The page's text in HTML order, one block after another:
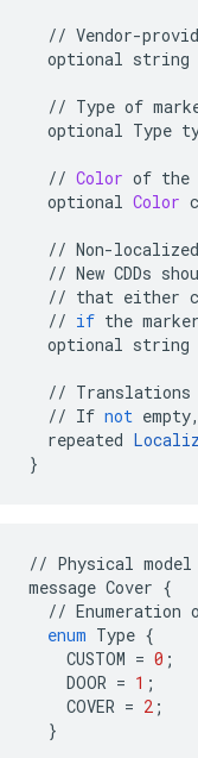
// Vendor-
optional string
// Type of
optional Type
// Color of the
optional Color
// Non-localized
// New CDDs
// that either
// if the marker
optional string
// Translations
// If not empty,
repeated
}
// Physical model
message Cover {
// Enumeration
enum Type {
CUSTOM = 0 ;
DOOR = 1 ;
COVER = 2 ;
}